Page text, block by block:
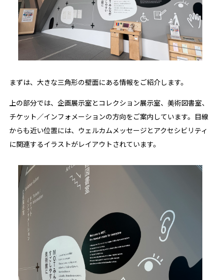
まずは、大きな三角形の壁面にある情報をご紹介します。
上の部分では、企画展示室とコレクション展示室、美術図書室、
チケット／インフォメーションの方向をご案内しています。目線
からも近い位置には、ウェルカムメッセージとアクセシビリティ
に関連するイラストがレイアウトされています。